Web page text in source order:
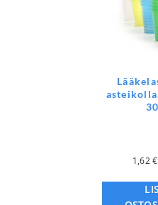
1,62€